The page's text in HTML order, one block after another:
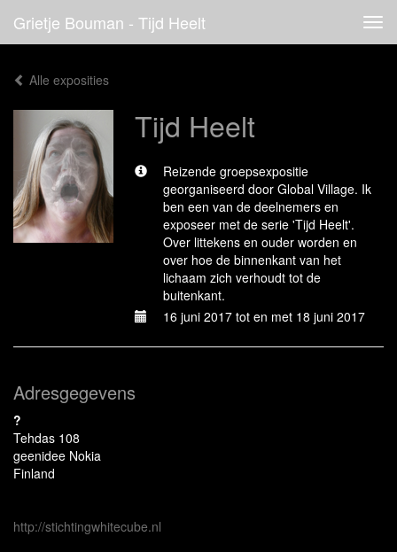
Grietje Bouman - Tijd Heelt
Alle exposities
Tijd Heelt
Reizende groepsexpositie
georganiseerd door Global Village. Ik
ben een van de deelnemers en
exposeer met de serie 'Tijd Heelt'.
Over littekens en ouder worden en
over hoe de binnenkant van het
lichaam zich verhoudt tot de
buitenkant.
16 juni 2017 tot en met 18 juni 2017
Adresgegevens
?
Tehdas 108
geenidee Nokia
Finland
http://stichtingwhitecube.nl